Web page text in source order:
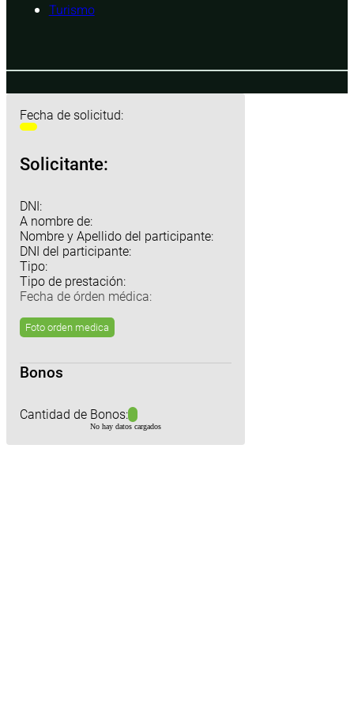
Turismo
Fecha de solicitud:
Solicitante:
DNI:
A nombre de:
Nombre y Apellido del participante:
DNI del participante:
Tipo:
Tipo de prestación:
Fecha de órden médica:
Foto orden medica
Bonos
Cantidad de Bonos:
No hay datos cargados